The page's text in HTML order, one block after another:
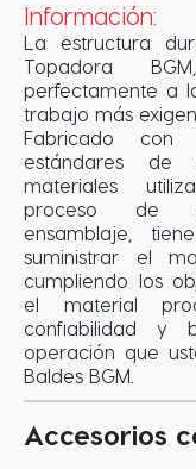
Información:
La estructura
Topadora
perfectamente a
trabajo más
Fabricado
estándares
materiales
proceso de
ensamblaje,
suministrar el
cumpliendo los
el material
confiabilidad y
operación que
Baldes BGM.
Accesorios